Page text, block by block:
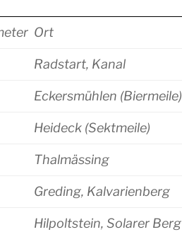
Ort
Radstart, Kanal
Eckersmühlen (Biermeile)
Heideck (Sektmeile)
Thalmässing
Greding, Kalvarienberg
Hilpoltstein, Solarer Berg